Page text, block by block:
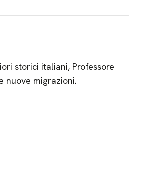
storici italiani, Professore
nuove migrazioni.